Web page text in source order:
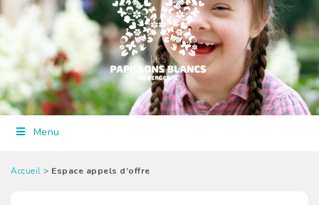
Menu
Accueil > Espace appels d’offre